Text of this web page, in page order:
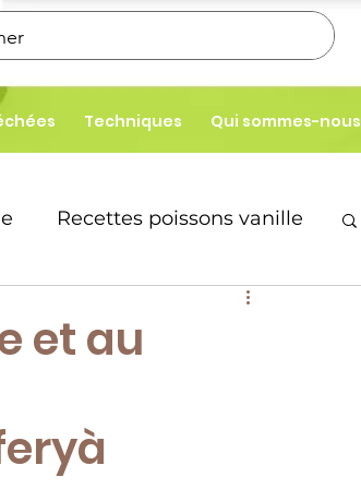
Techniques Qui sommes-nous
Recettes poissons vanille
et au